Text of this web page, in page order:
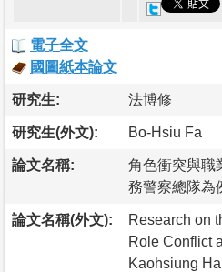
電子全文
國圖紙本論文
研究生: 法博修
研究生(外文): Bo-Hsiu Fa
論文名稱:
角色衝突與職
務警察總隊為
論文名稱(外文):
Research on
Role Conflict
Kaohsiung